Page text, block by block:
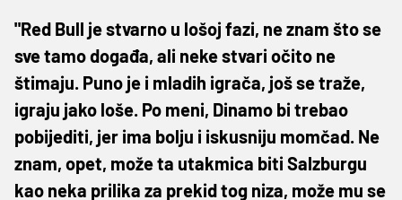
"Red Bull je stvarno u lošoj fazi, ne znam što se
sve tamo događa, ali neke stvari očito ne
štimaju. Puno je i mladih igrača, još se traže,
igraju jako loše. Po meni, Dinamo bi trebao
pobijediti, jer ima bolju i iskusniju momčad. Ne
znam, opet, može ta utakmica biti Salzburgu
kao neka prilika za prekid tog niza, može mu se